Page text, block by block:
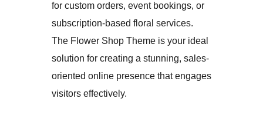
for custom orders, event bookings, or
subscription-based floral services.
The Flower Shop Theme is your ideal
solution for creating a stunning, sales-
oriented online presence that engages
visitors effectively.